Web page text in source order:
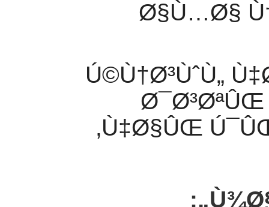
Ø§Ù…Ø§
Ú©Ù†Ø³ÙˆÙ„
Ù‡Ø§ÛŒ